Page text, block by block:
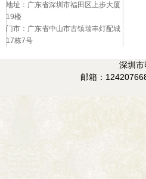
地址：广东省深圳市福田区上步大厦
19楼
门市：广东省中山市古镇瑞丰灯配城
17栋7号
深圳
邮箱：